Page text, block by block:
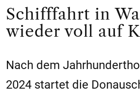
Schifffahrt in
wieder voll auf
Nach dem
2024 startet die